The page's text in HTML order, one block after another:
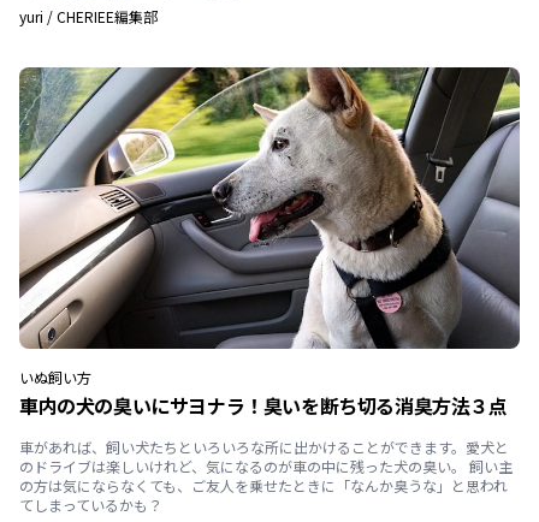
yuri /CHERIEE編集部
いぬ飼い方
車内の犬の臭いにサヨナラ！臭いを断ち切る消臭方法３点
車があれば、飼い犬たちといろいろな所に出かけることができます。愛犬と
のドライブは楽しいけれど、気になるのが車の中に残った犬の臭い。 飼い主
の方は気にならなくても、ご友人を乗せたときに「なんか臭うな」と思われ
てしまっているかも？